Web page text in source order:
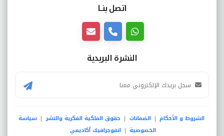
اتصل بنــا
النشرة البريدية
الشروط و الأحكام | الضمانات | حقوق الملكية الفكرية والنشر | سياسة
الخصوصية | انفوجرافيك أكاديمي